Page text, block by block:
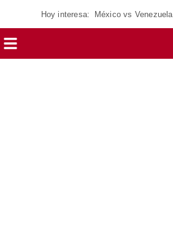
Hoy interesa: México vs Venezuela